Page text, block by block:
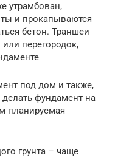
утрамбован,
и прокапываются
бетон. Траншеи
перегородок,
под дом и также,
делать фундамент на
планируемая
грунта – чаще